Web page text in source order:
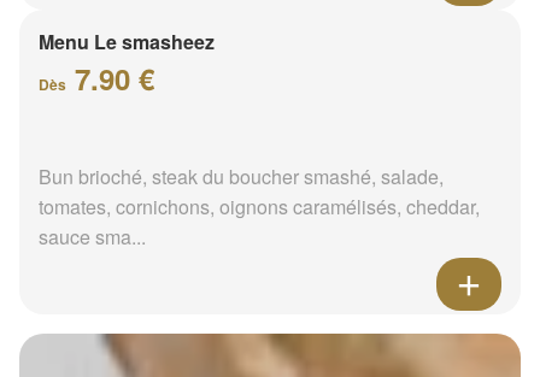
Menu Le smasheez
Dès 7.90 €
Bun brioché, steak du boucher smashé, salade,
tomates, cornichons, oignons caramélisés, cheddar,
sauce sma...